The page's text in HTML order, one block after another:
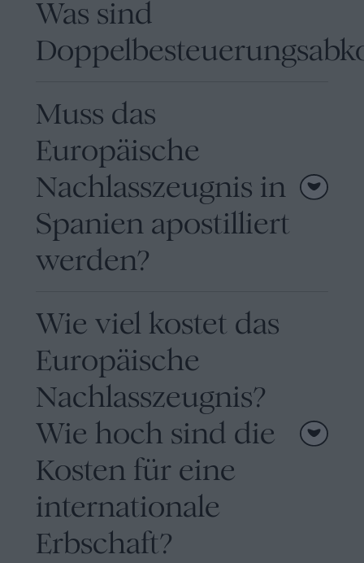
Was sind
Muss das
Europäische
Nachlasszeugnis in
Spanien apostilliert
werden?
Wie viel kostet das
Europäische
Nachlasszeugnis?
Wie hoch sind die
Kosten für eine
internationale
Erbschaft?